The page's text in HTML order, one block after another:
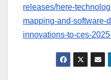
releases/here-
mapping-and-software-
innovations-to-ces-